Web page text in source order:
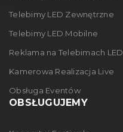
Telebimy LED Zewnętrzne
Telebimy LED Mobilne
Reklama na Telebimach LED
Kamerowa Realizacja Live
Obsługa Eventów
OBSŁUGUJEMY